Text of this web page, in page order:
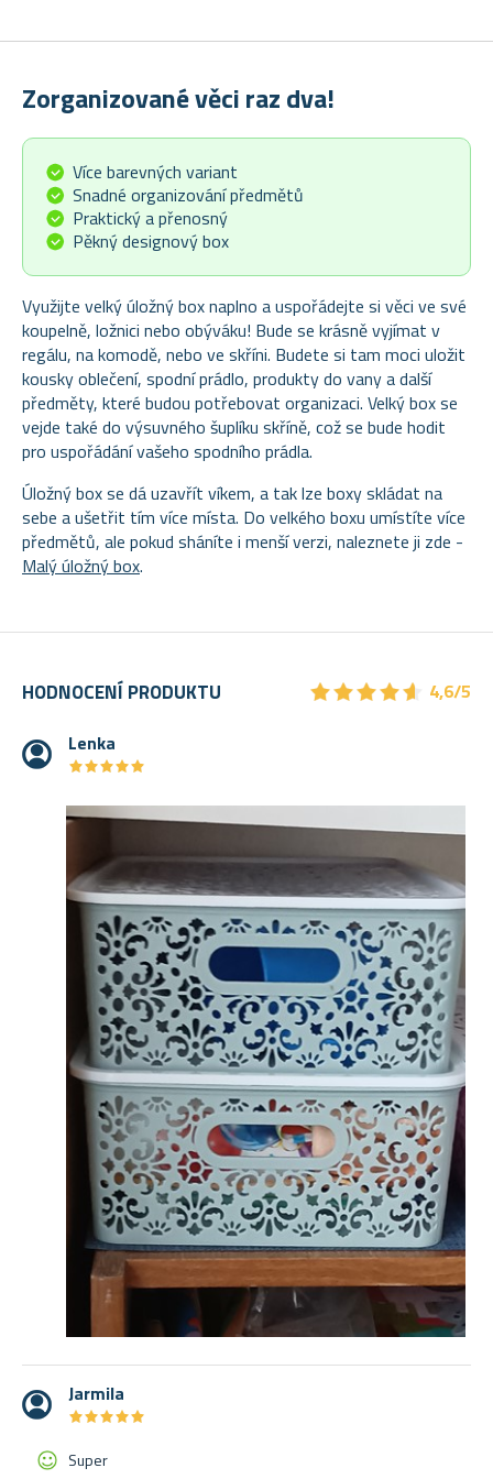
Zorganizované věci raz dva!
Více barevných variant
Snadné organizování předmětů
Praktický a přenosný
Pěkný designový box
Využijte velký úložný box naplno a uspořádejte si věci ve své
koupelně, ložnici nebo obýváku! Bude se krásně vyjímat v
regálu, na komodě, nebo ve skříni. Budete si tam moci uložit
kousky oblečení, spodní prádlo, produkty do vany a další
předměty, které budou potřebovat organizaci. Velký box se
vejde také do výsuvného šuplíku skříně, což se bude hodit
pro uspořádání vašeho spodního prádla.
Úložný box se dá uzavřít víkem, a tak lze boxy skládat na
sebe a ušetřit tím více místa. Do velkého boxu umístíte více
předmětů, ale pokud sháníte i menší verzi, naleznete ji zde -
Malý úložný box.
HODNOCENÍ PRODUKTU ★★★★★
★★★★★ 4,6/5
Lenka
★★★★★
★★★★★
Jarmila
★★★★★
★★★★★
Super